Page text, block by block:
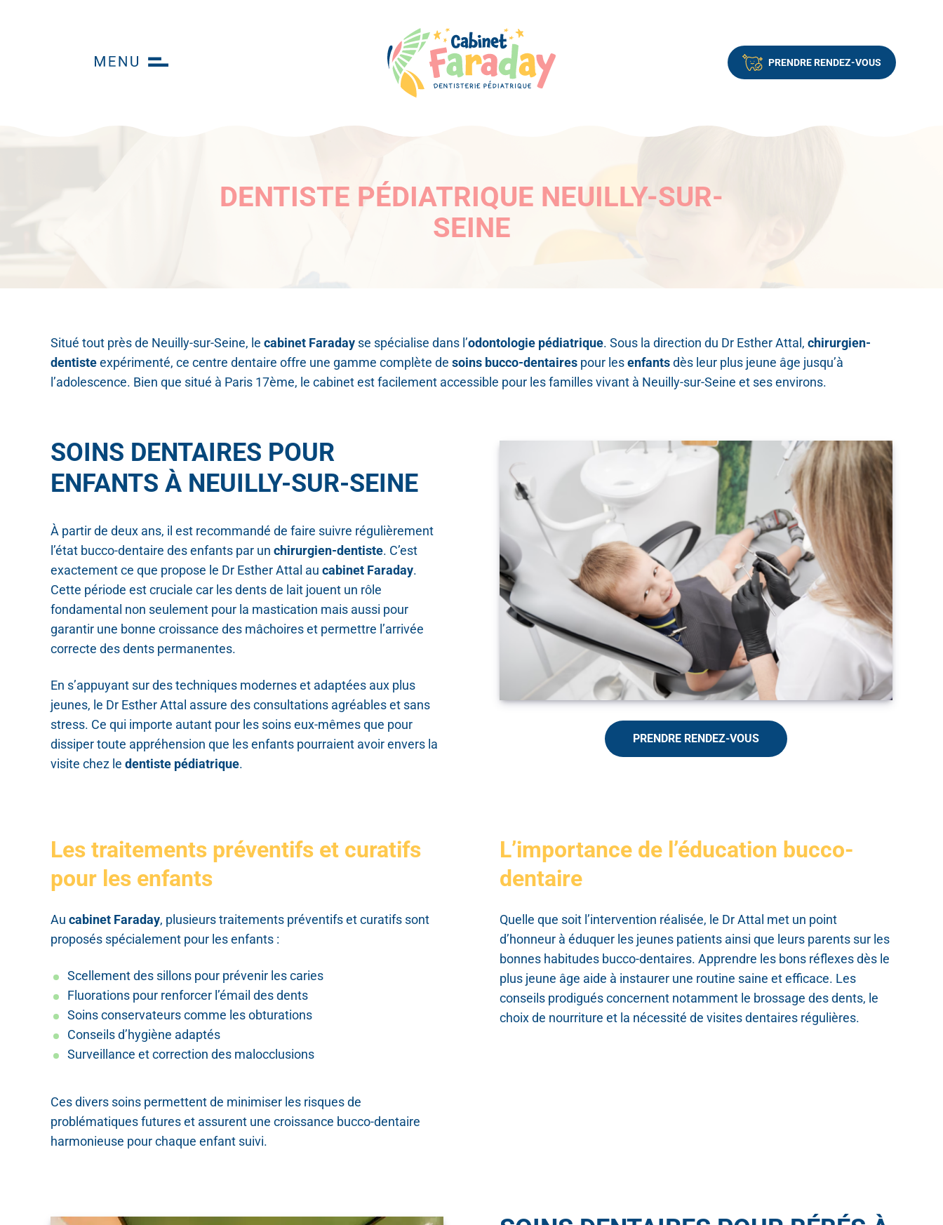
PRENDRE RENDEZ-VOUS
DENTISTE PÉDIATRIQUE NEUILLY-SUR-
SEINE
Situé tout près de Neuilly-sur-Seine, le cabinet Faraday se spécialise dans l’odontologie pédiatrique. Sous la direction du Dr Esther Attal, chirurgien-
dentisteexpérimenté, ce centre dentaire offre une gamme complète de soins bucco-dentaires pour lesenfantsdès leur plus jeune âge jusqu’à
l’adolescence. Bien que situé à Paris 17ème, le cabinet est facilement accessible pour les familles vivant à Neuilly-sur-Seine et ses environs.
SOINS DENTAIRES POUR
ENFANTS À NEUILLY-SUR-SEINE
À partir de deux ans, il est recommandé de faire suivre régulièrement
l’état bucco-dentaire des enfants par un chirurgien-dentiste. C’est
exactement ce que propose le Dr Esther Attal au cabinet Faraday.
Cette période est cruciale car les dents de lait jouent un rôle
fondamental non seulement pour la mastication mais aussi pour
garantir une bonne croissance des mâchoires et permettre l’arrivée
correcte des dents permanentes.
En s’appuyant sur des techniques modernes et adaptées aux plus
jeunes, le Dr Esther Attal assure des consultations agréables et sans
stress. Ce qui importe autant pour les soins eux-mêmes que pour
dissiper toute appréhension que les enfants pourraient avoir envers la
visite chez le dentiste pédiatrique.
PRENDRE RENDEZ-VOUS
Les traitements préventifs et curatifs
pour les enfants
Au cabinet Faraday, plusieurs traitements préventifs et curatifs sont
proposés spécialement pour les enfants :
Scellement des sillons pour prévenir les caries
Fluorations pour renforcer l’émail des dents
Soins conservateurs comme les obturations
Conseils d’hygiène adaptés
Surveillance et correction des malocclusions
Ces divers soins permettent de minimiser les risques de
problématiques futures et assurent une croissance bucco-dentaire
harmonieuse pour chaque enfant suivi.
L’importance de l’éducation bucco-
dentaire
Quelle que soit l’intervention réalisée, le Dr Attal met un point
d’honneur à éduquer les jeunes patients ainsi que leurs parents sur les
bonnes habitudes bucco-dentaires. Apprendre les bons réflexes dès le
plus jeune âge aide à instaurer une routine saine et efficace. Les
conseils prodigués concernent notamment le brossage des dents, le
choix de nourriture et la nécessité de visites dentaires régulières.